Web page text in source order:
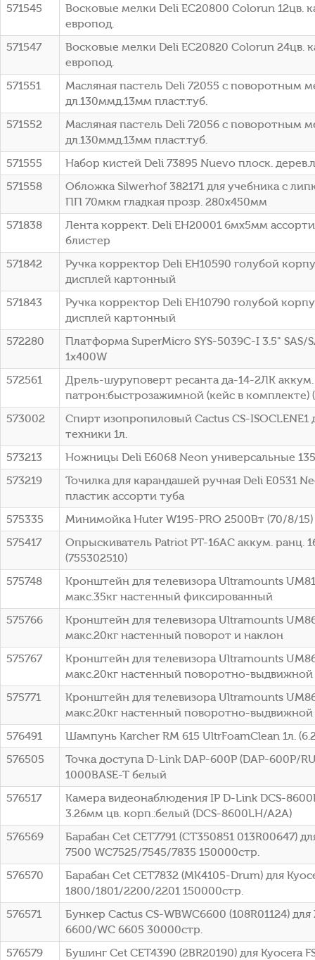
571545
Восковые мелки Deli EC20800 Colorun 12цв.
европод.
571547
Восковые мелки Deli EC20820 Colorun 24цв.
европод.
571551
Масляная пастель Deli 72055 с поворотным
дл.130ммд.13мм пласт.туб.
571552
Масляная пастель Deli 72056 с поворотным
дл.130ммд.13мм пласт.туб.
571555
Набор кистей Deli 73895 Nuevo плоск.
571558
Обложка Silwerhof 382171 для учебника с
ПП 70мкм гладкая прозр. 280х450мм
571838
Лента коррект. Deli EH20001 6мх5мм
блистер
571842
Ручка корректор Deli EH10590 голубой
дисплей картонный
571843
Ручка корректор Deli EH10790 голубой
дисплей картонный
572280
Платформа SuperMicro SYS-5039C-I 3.5" SAS/
1x400W
572561
Дрель-шуруповерт ресанта да-14-2ЛК аккум.
патрон:быстрозажимной (кейс в комплекте)
573002
Спирт изопропиловый Cactus CS-ISOCLENE1
техники 1л.
573213
Ножницы Deli E6068 Neon универсальные
573219
Точилка для карандашей ручная Deli E0531
пластик ассорти туба
575335
Минимойка Huter W195-PRO 2500Вт (70/8/15)
575417
Опрыскиватель Patriot PT-16AC аккум. ранц.
(755302510)
575748
Кронштейн для телевизора Ultramounts
макс.35кг настенный фиксированный
575766
Кронштейн для телевизора Ultramounts
макс.20кг настенный поворот и наклон
575767
Кронштейн для телевизора Ultramounts
макс.20кг настенный поворотно-
575771
Кронштейн для телевизора Ultramounts
макс.20кг настенный поворотно-
576491
Шампунь Karcher RM 615 UltrFoamClean 1л.
576505
Точка доступа D-Link DAP-600P (DAP-600P/
1000BASE-T белый
576517
Камера видеонаблюдения IP D-Link DCS-
3.26мм цв. корп.:белый (DCS-8600LH/A2A)
576569
Барабан Cet CET7791 (CT350851 013R00647)
7500 WC7525/7545/7835 150000стр.
576570
Барабан Cet CET7832 (MK4105-Drum) для
1800/1801/2200/2201 150000стр.
576571
Бункер Cactus CS-WBWC6600 (108R01124) для
6600/WC 6605 30000стр.
576579
Бушинг Cet CET4390 (2BR20190) для Kyocera